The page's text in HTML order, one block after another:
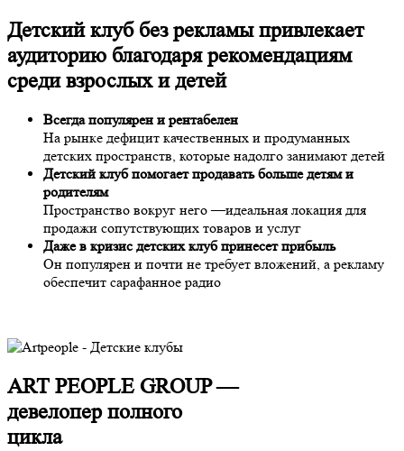
Детский клуб без рекламы привлекает
аудиторию благодаря рекомендациям
среди взрослых и детей
Всегда популярен и рентабелен
На рынке дефицит качественных и продуманных
детских пространств, которые надолго занимают детей
Детский клуб помогает продавать больше детям и
родителям
Пространство вокруг него —идеальная локация для
продажи сопутствующих товаров и услуг
Даже в кризис детских клуб принесет прибыль
Он популярен и почти не требует вложений, а рекламу
обеспечит сарафанное радио
ART PEOPLE GROUP —
девелопер полного
цикла